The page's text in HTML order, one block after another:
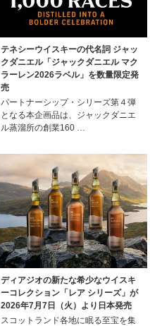
テネシーウイスキーの代名詞 ジャッ
クダニエル「ジャックダニエル マク
ラーレン2026ラベル」を数量限定発
売
パートナーシップ・シリーズ第４弾
となる本企画品は、ジャックダニエ
ル蒸溜所の創業160 …
ディアジオの新たな希少なウイスキ
ーコレクション「レア シリーズ」が
2026年7月7日（火）より日本発売
スコットランド各地に眠る至宝を集